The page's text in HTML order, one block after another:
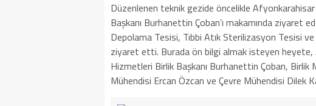
Düzenlenen teknik gezide öncelikle
Başkanı Burhanettin Çoban’ı makamında ziyaret
Depolama Tesisi, Tıbbi Atık Sterilizasyon Tesisi
ziyaret etti. Burada ön bilgi almak isteyen heyete,
Hizmetleri Birlik Başkanı Burhanettin Çoban,
Mühendisi Ercan Özcan ve Çevre Mühendisi Dilek